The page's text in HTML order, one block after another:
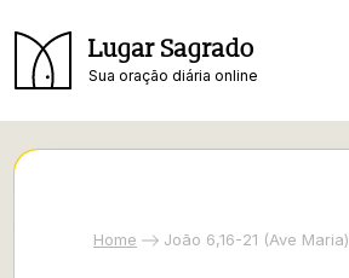
Lugar Sagrado
Sua oração diária online
Home João 6,16-21 (Ave Maria)